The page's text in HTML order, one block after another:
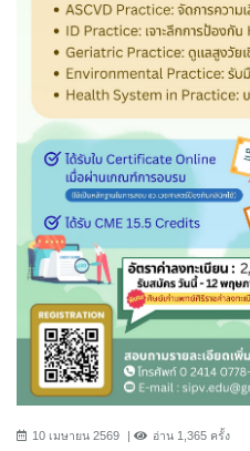
10 เมษายน 2569 อ่าน 1,365 ครั้ง